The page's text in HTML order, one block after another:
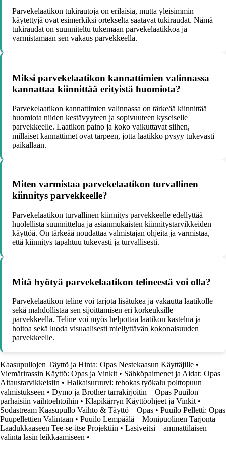
Parvekelaatikon tukirautoja on erilaisia, mutta yleisimmin
käytettyjä ovat esimerkiksi ortekselta saatavat tukiraudat. Nämä
tukiraudat on suunniteltu tukemaan parvekelaatikkoa ja
varmistamaan sen vakaus parvekkeella.
Miksi parvekelaatikon kannattimien valinnassa
kannattaa kiinnittää erityistä huomiota?
Parvekelaatikon kannattimien valinnassa on tärkeää kiinnittää
huomiota niiden kestävyyteen ja sopivuuteen kyseiselle
parvekkeelle. Laatikon paino ja koko vaikuttavat siihen,
millaiset kannattimet ovat tarpeen, jotta laatikko pysyy tukevasti
paikallaan.
Miten varmistaa parvekelaatikon turvallinen
kiinnitys parvekkeelle?
Parvekelaatikon turvallinen kiinnitys parvekkeelle edellyttää
huolellista suunnittelua ja asianmukaisten kiinnitystarvikkeiden
käyttöä. On tärkeää noudattaa valmistajan ohjeita ja varmistaa,
että kiinnitys tapahtuu tukevasti ja turvallisesti.
Mitä hyötyä parvekelaatikon telineestä voi olla?
Parvekelaatikon teline voi tarjota lisätukea ja vakautta laatikolle
sekä mahdollistaa sen sijoittamisen eri korkeuksille
parvekkeella. Teline voi myös helpottaa laatikon kastelua ja
hoitoa sekä luoda visuaalisesti miellyttävän kokonaisuuden
parvekkeelle.
Kaasupullojen Täyttö ja Hinta: Opas Nestekaasun Käyttäjille •
Viemärirassin Käyttö: Opas ja Vinkit • Sähköpaimenet ja Aidat: Opas
Aitaustarvikkeisiin • Halkaisuruuvi: tehokas työkalu polttopuun
valmistukseen • Dymo ja Brother tarrakirjoitin – Opas Puuilon
parhaisiin vaihtoehtoihin • Klapikärryn Käyttöohjeet ja Vinkit •
Sodastream Kaasupullo Vaihto & Täyttö – Opas • Puuilo Pelletti: Opas
Puupellettien Valintaan • Puuilo Lempäälä – Monipuolinen Tarjonta
Laadukkaaseen Tee-se-itse Projektiin • Lasiveitsi – ammattilaisen
valinta lasin leikkaamiseen •